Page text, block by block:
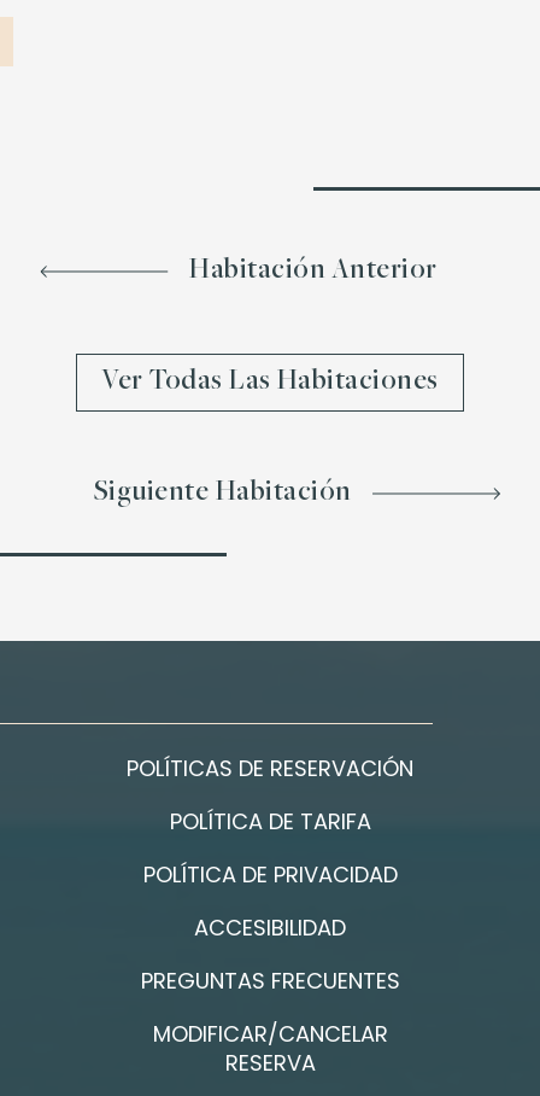
Habitación Anterior
Ver Todas Las Habitaciones
Siguiente Habitación
POLÍTICAS DE RESERVACIÓN
POLÍTICA DE TARIFA
POLÍTICA DE PRIVACIDAD
ACCESIBILIDAD
PREGUNTAS FRECUENTES
MODIFICAR/CANCELAR
RESERVA